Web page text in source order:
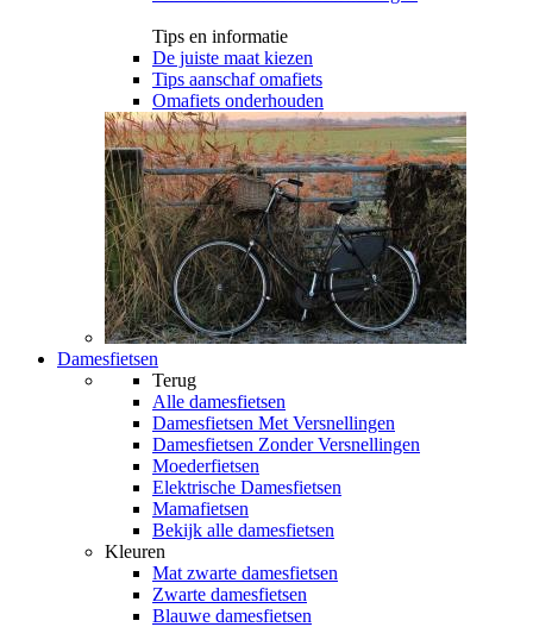
Tips en informatie
De juiste maat kiezen
Tips aanschaf omafiets
Omafiets onderhouden
Damesfietsen
Terug
Alle damesfietsen
Damesfietsen Met Versnellingen
Damesfietsen Zonder Versnellingen
Moederfietsen
Elektrische Damesfietsen
Mamafietsen
Bekijk alle damesfietsen
Kleuren
Mat zwarte damesfietsen
Zwarte damesfietsen
Blauwe damesfietsen